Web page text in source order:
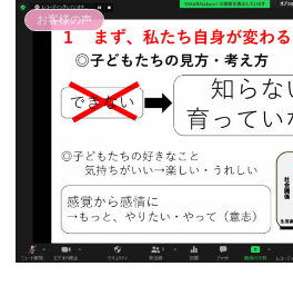
お客様の声